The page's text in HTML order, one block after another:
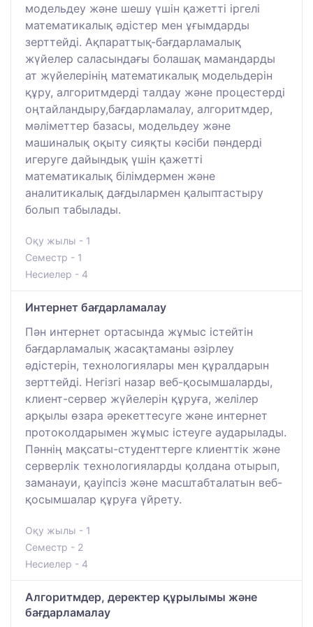
модельдеу және шешу үшін қажетті іргелі
математикалық әдістер мен ұғымдарды
зерттейді. Ақпараттық-бағдарламалық
жүйелер саласындағы болашақ мамандарды
ат жүйелерінің математикалық модельдерін
құру, алгоритмдерді талдау және процестерді
оңтайландыру,бағдарламалау, алгоритмдер,
мәліметтер базасы, модельдеу және
машиналық оқыту сияқты кәсіби пәндерді
игеруге дайындық үшін қажетті
математикалық білімдермен және
аналитикалық дағдылармен қалыптастыру
болып табылады.
Оқу жылы - 1
Семестр - 1
Несиелер - 4
Интернет бағдарламалау
Пән интернет ортасында жұмыс істейтін
бағдарламалық жасақтаманы әзірлеу
әдістерін, технологиялары мен құралдарын
зерттейді. Негізгі назар веб-қосымшаларды,
клиент-сервер жүйелерін құруға, желілер
арқылы өзара әрекеттесуге және интернет
протоколдарымен жұмыс істеуге аударылады.
Пәннің мақсаты-студенттерге клиенттік және
серверлік технологияларды қолдана отырып,
заманауи, қауіпсіз және масштабталатын веб-
қосымшалар құруға үйрету.
Оқу жылы - 1
Семестр - 2
Несиелер - 4
Алгоритмдер, деректер құрылымы және
бағдарламалау